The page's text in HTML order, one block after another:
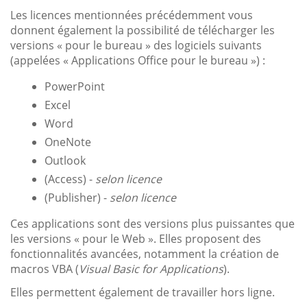
Les licences mentionnées précédemment vous
donnent également la possibilité de télécharger les
versions « pour le bureau » des logiciels suivants
(appelées « Applications Office pour le bureau ») :
PowerPoint
Excel
Word
OneNote
Outlook
(Access) - selon licence
(Publisher) - selon licence
Ces applications sont des versions plus puissantes que
les versions « pour le Web ». Elles proposent des
fonctionnalités avancées, notamment la création de
macros VBA (Visual Basic for Applications).
Elles permettent également de travailler hors ligne.